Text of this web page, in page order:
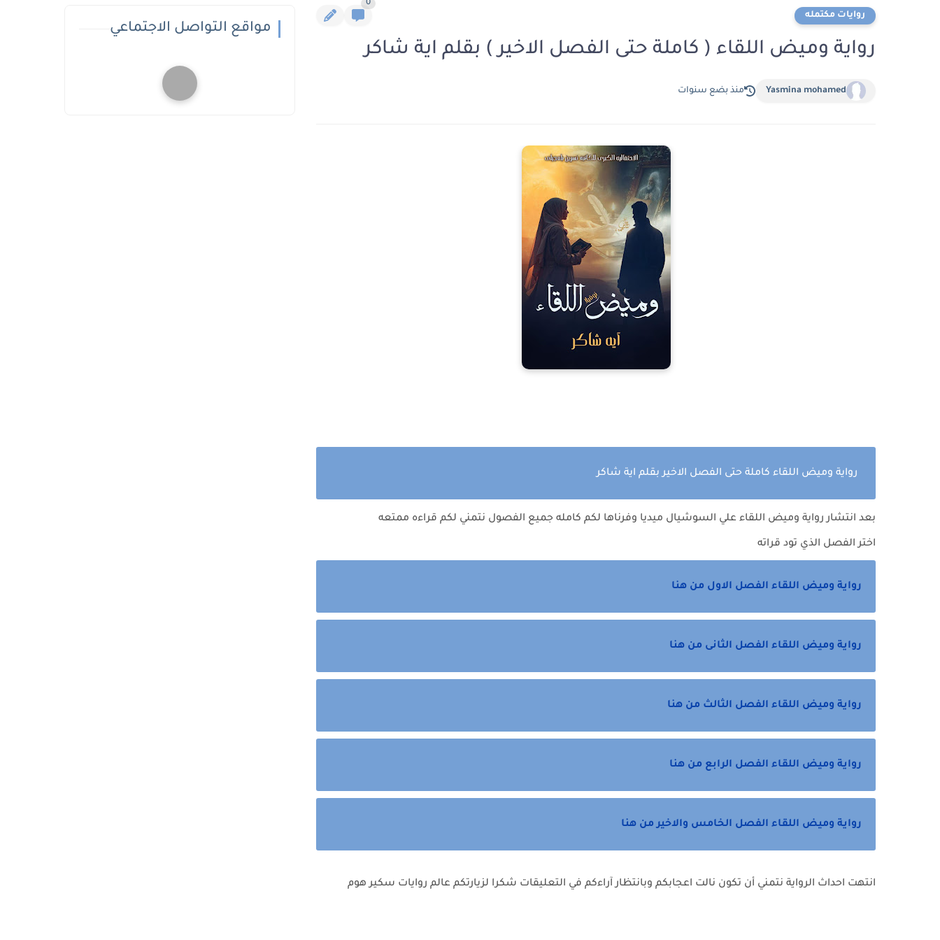
روايات مكتمله
0
رواية وميض اللقاء ( كاملة حتى الفصل الاخير ) بقلم اية شاكر
Yasmina mohamed منذ بضع سنوات
رواية وميض اللقاء كاملة حتى الفصل الاخير بقلم اية شاكر
بعد انتشار رواية وميض اللقاء علي السوشيال ميديا وفرناها لكم كامله جميع الفصول نتمني لكم قراءه ممتعه
اختر الفصل الذي تود قراته
رواية وميض اللقاء الفصل الاول من هنا
رواية وميض اللقاء الفصل الثانى من هنا
رواية وميض اللقاء الفصل الثالث من هنا
رواية وميض اللقاء الفصل الرابع من هنا
رواية وميض اللقاء الفصل الخامس والاخير من هنا
انتهت احداث الرواية نتمني أن تكون نالت اعجابكم وبانتظار آراءكم في التعليقات شكرا لزيارتكم عالم روايات سكير هوم
مواقع التواصل الاجتماعي